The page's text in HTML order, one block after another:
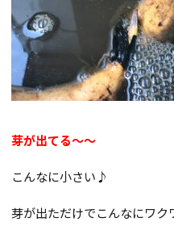
芽が出てる～～
こんなに小さい♪
芽が出ただけでこんなにワク